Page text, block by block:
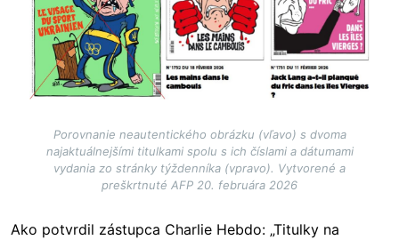
Porovnanie neautentického obrázku (vľavo) s dvoma
najaktuálnejšími titulkami spolu s ich číslami a dátumami
vydania zo stránky týždenníka (vpravo). Vytvorené a
preškrtnuté AFP 20. februára 2026
Ako potvrdil zástupca Charlie Hebdo: „Titulky na